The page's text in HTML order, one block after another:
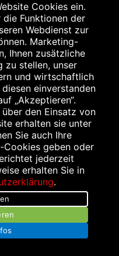
RABATT
auf Ihrem
10 % Rabatt auf
15 % Rabatt auf
Gilt nicht
Sortiment.
und
sind leider
Cookies ein.
Funktionen der
Webdienst zur
Marketing-
Ihnen zusätzliche
zu stellen, unser
und wirtschaftlich
einverstanden
„Akzeptieren“.
den Einsatz von
erhalten sie unter
Sie auch Ihre
geben oder
jederzeit
erhalten Sie in
.